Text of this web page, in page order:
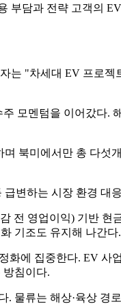
부담과 전략 고객의
"차세대 EV 프로
모멘텀을 이어갔다.
북미에서만 총 다섯
하는 시장 환경 대
전 영업이익) 기반
기조도 유지해 나간다.
화에 집중한다. EV
방침이다.
물류는 해상·육상